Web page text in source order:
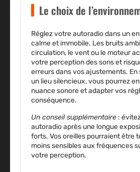
Le choix de
Réglez votre autoradio dans un
calme et immobile. Les bruits
circulation, le vent ou le moteur
votre perception des sons et
erreurs dans vos ajustements.
un lieu silencieux, vous pourrez
nuance sonore et adapter vos
conséquence.
Un conseil supplémentaire :
autoradio après une longue
forts. Vos oreilles pourraient être
moins sensibles aux fréquences
votre perception.